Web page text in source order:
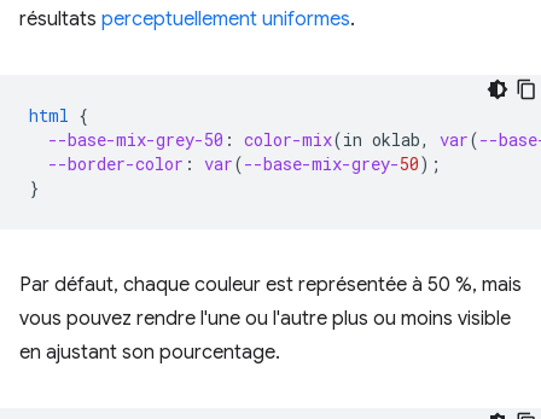
résultats perceptuellement uniformes.
html {
--base-mix-grey-50 : color-mix(in oklab, var(--
--border-color : var(--base-mix-grey-50);
}
Par défaut, chaque couleur est représentée à 50 %, mais
vous pouvez rendre l'une ou l'autre plus ou moins visible
en ajustant son pourcentage.